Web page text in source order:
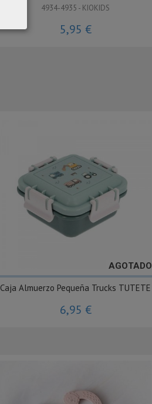
4934-4935 - KIOKIDS
5,95 €
AGOTADO
Caja Almuerzo Pequeña Trucks TUTETE
6,95 €